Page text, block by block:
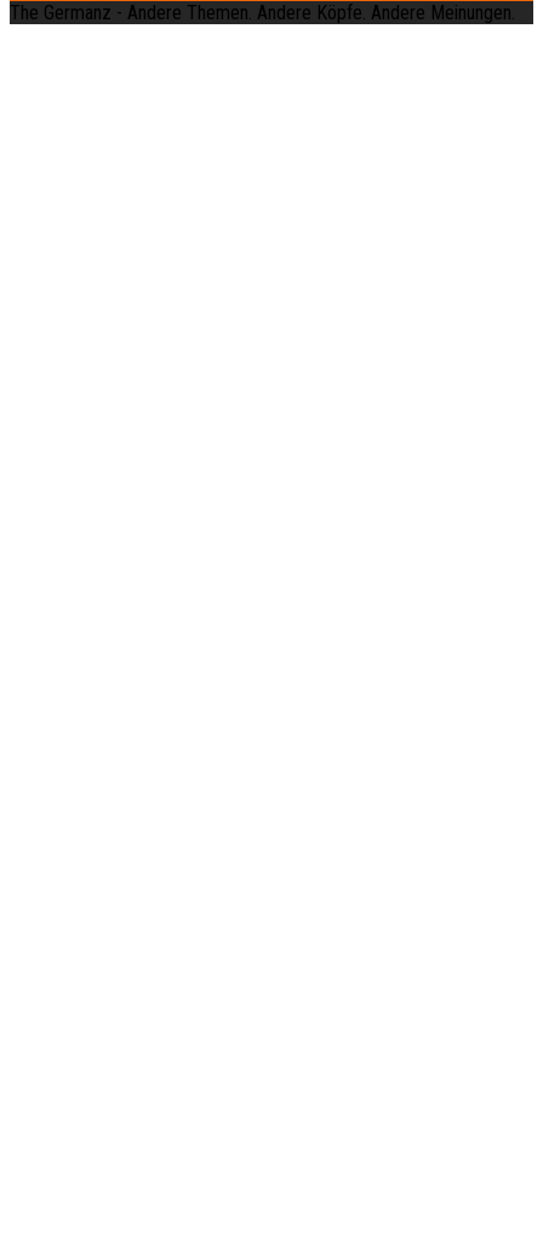
The Germanz - Andere Themen. Andere Köpfe. Andere Meinungen.